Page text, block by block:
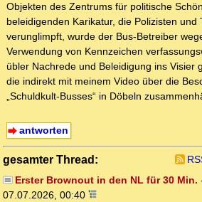
Objekten des Zentrums für politische
beleidigenden Karikatur, die Polizisten und
verunglimpft, wurde der Bus-Betreiber
Verwendung von Kennzeichen
übler Nachrede und Beleidigung ins Visier
die indirekt mit meinem Video über die
„Schuldkult-Busses“ in Döbeln
antworten
gesamter Thread:
Erster Brownout in den NL für 30 Min.
07.07.2026, 00:40